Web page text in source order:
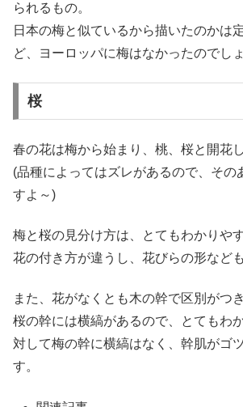
られるもの。
日本の梅と似ているから描いたのかは
ど、ヨーロッパに梅はなかったのでしょ
桜
春の花は梅から始まり、桃、桜と開花
(品種によってはズレがあるので、その
すよ～)
梅と桜の見分け方は、とてもわかりやす
花の付き方が違うし、花びらの形など
また、花がなくとも木の幹で区別がつ
桜の幹には横縞があるので、とてもわ
対して梅の幹に横縞はなく、幹肌がゴ
す。